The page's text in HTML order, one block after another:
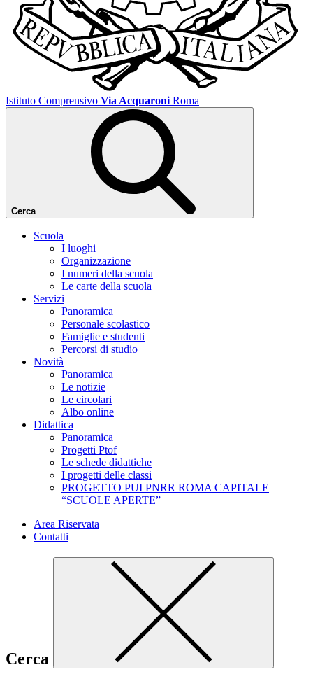
Istituto Comprensivo Via Acquaroni Roma
Cerca
Scuola
I luoghi
Organizzazione
I numeri della scuola
Le carte della scuola
Servizi
Panoramica
Personale scolastico
Famiglie e studenti
Percorsi di studio
Novità
Panoramica
Le notizie
Le circolari
Albo online
Didattica
Panoramica
Progetti Ptof
Le schede didattiche
I progetti delle classi
PROGETTO PUI PNRR ROMA CAPITALE
“SCUOLE APERTE”
Area Riservata
Contatti
Cerca